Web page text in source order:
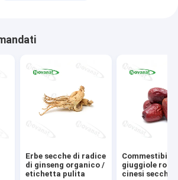
Erbe secche di radice
di ginseng organico /
etichetta pulita
Commestibile
giuggiole
cinesi secche